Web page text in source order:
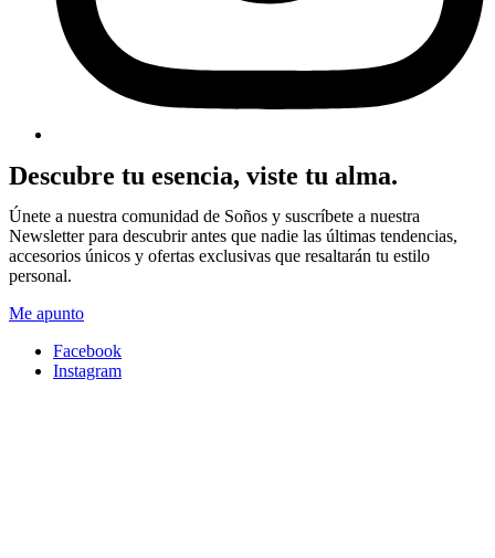
Descubre tu esencia, viste tu alma.
Únete a nuestra comunidad de Soños y suscríbete a nuestra
Newsletter para descubrir antes que nadie las últimas tendencias,
accesorios únicos y ofertas exclusivas que resaltarán tu estilo
personal.
Me apunto
Facebook
Instagram